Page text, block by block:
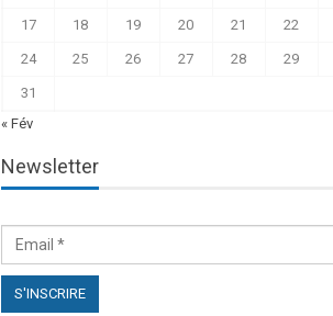
17 18 19 20 21 22
24 25 26 27 28 29
31
« Fév
Newsletter